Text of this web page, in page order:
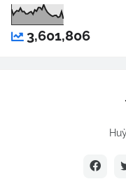
3,601,806